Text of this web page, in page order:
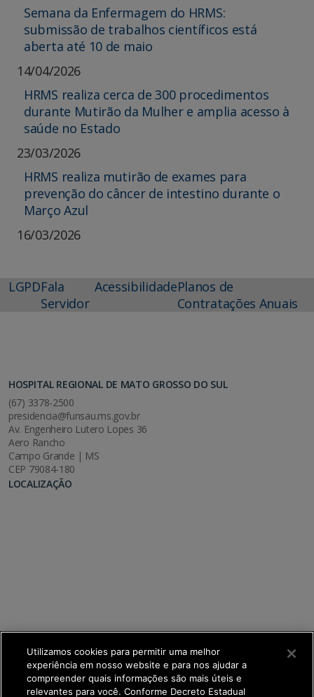
Semana da Enfermagem do HRMS:
submissão de trabalhos científicos está
aberta até 10 de maio
14/04/2026
HRMS realiza cerca de 300 procedimentos
durante Mutirão da Mulher e amplia acesso à
saúde no Estado
23/03/2026
HRMS realiza mutirão de exames para
prevenção do câncer de intestino durante o
Março Azul
16/03/2026
LGPDFala
Servidor
AcessibilidadePlanos de
Contratações Anuais
HOSPITAL REGIONAL DE MATO GROSSO DO SUL
(67) 3378-2500
presidencia@funsau.ms.gov.br
Av. Engenheiro Lutero Lopes 36
Aero Rancho
Campo Grande | MS
CEP 79084-180
LOCALIZAÇÃO
Utilizamos cookies para permitir uma melhor
experiência em nosso website e para nos ajudar a
compreender quais informações são mais úteis e
relevantes para você. Conforme Decreto Estadual